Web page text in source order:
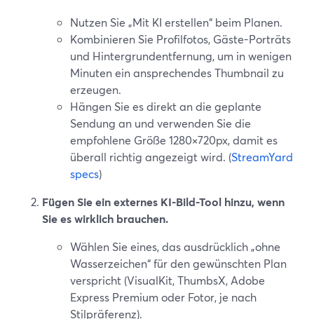
Nutzen Sie „Mit KI erstellen“ beim Planen.
Kombinieren Sie Profilfotos, Gäste-Porträts
und Hintergrundentfernung, um in wenigen
Minuten ein ansprechendes Thumbnail zu
erzeugen.
Hängen Sie es direkt an die geplante
Sendung an und verwenden Sie die
empfohlene Größe 1280×720px, damit es
überall richtig angezeigt wird. (StreamYard
specs)
Fügen Sie ein externes KI-Bild-Tool hinzu, wenn
Sie es wirklich brauchen.
Wählen Sie eines, das ausdrücklich „ohne
Wasserzeichen“ für den gewünschten Plan
verspricht (VisualKit, ThumbsX, Adobe
Express Premium oder Fotor, je nach
Stilpräferenz).